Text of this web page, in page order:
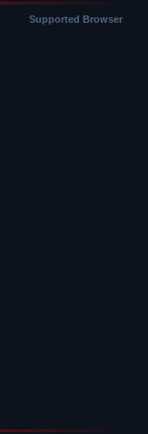
Supported Browser